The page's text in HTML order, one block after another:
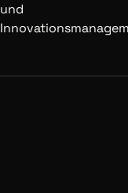
und